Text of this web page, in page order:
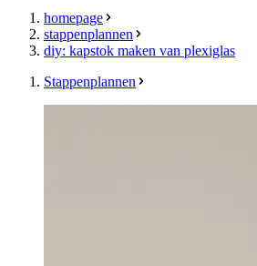
homepage
stappenplannen
diy: kapstok maken van plexiglas
Stappenplannen